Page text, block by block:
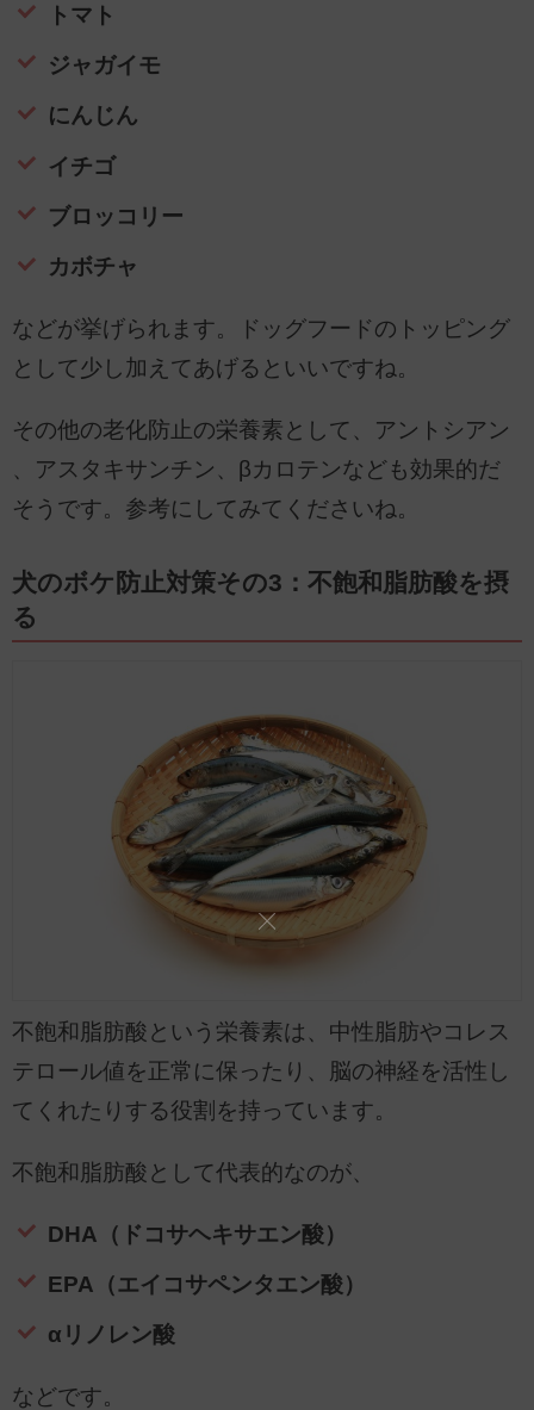
トマト
ジャガイモ
にんじん
イチゴ
ブロッコリー
カボチャ
などが挙げられます。ドッグフードのトッピング
として少し加えてあげるといいですね。
その他の老化防止の栄養素として、アントシアン
、アスタキサンチン、βカロテンなども効果的だ
そうです。参考にしてみてくださいね。
犬のボケ防止対策その3：不飽和脂肪酸を摂
る
不飽和脂肪酸という栄養素は、中性脂肪やコレス
テロール値を正常に保ったり、脳の神経を活性し
てくれたりする役割を持っています。
不飽和脂肪酸として代表的なのが、
DHA（ドコサヘキサエン酸）
EPA（エイコサペンタエン酸）
αリノレン酸
などです。